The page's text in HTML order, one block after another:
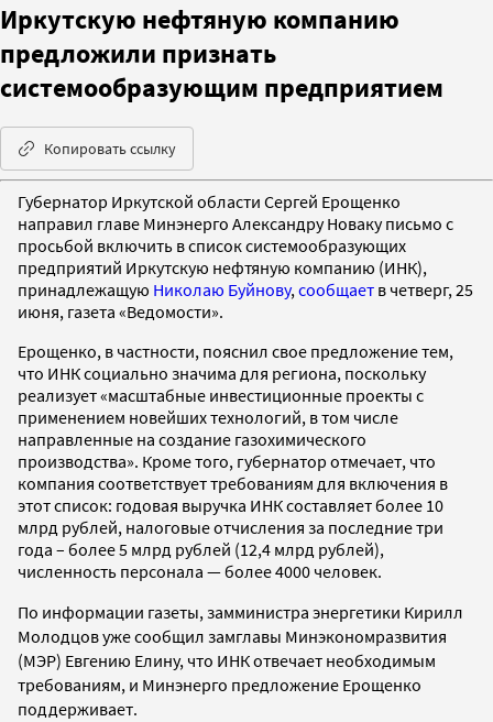
Иркутскую нефтяную компанию
предложили признать
системообразующим предприятием
Копировать ссылку
Губернатор Иркутской области Сергей Ерощенко
направил главе Минэнерго Александру Новаку письмо с
просьбой включить в список системообразующих
предприятий Иркутскую нефтяную компанию (ИНК),
принадлежащую Николаю Буйнову, сообщает в четверг, 25
июня, газета «Ведомости».
Ерощенко, в частности, пояснил свое предложение тем,
что ИНК социально значима для региона, поскольку
реализует «масштабные инвестиционные проекты с
применением новейших технологий, в том числе
направленные на создание газохимического
производства». Кроме того, губернатор отмечает, что
компания соответствует требованиям для включения в
этот список: годовая выручка ИНК составляет более 10
млрд рублей, налоговые отчисления за последние три
года – более 5 млрд рублей (12,4 млрд рублей),
численность персонала — более 4000 человек.
По информации газеты, замминистра энергетики Кирилл
Молодцов уже сообщил замглавы Минэкономразвития
(МЭР) Евгению Елину, что ИНК отвечает необходимым
требованиям, и Минэнерго предложение Ерощенко
поддерживает.